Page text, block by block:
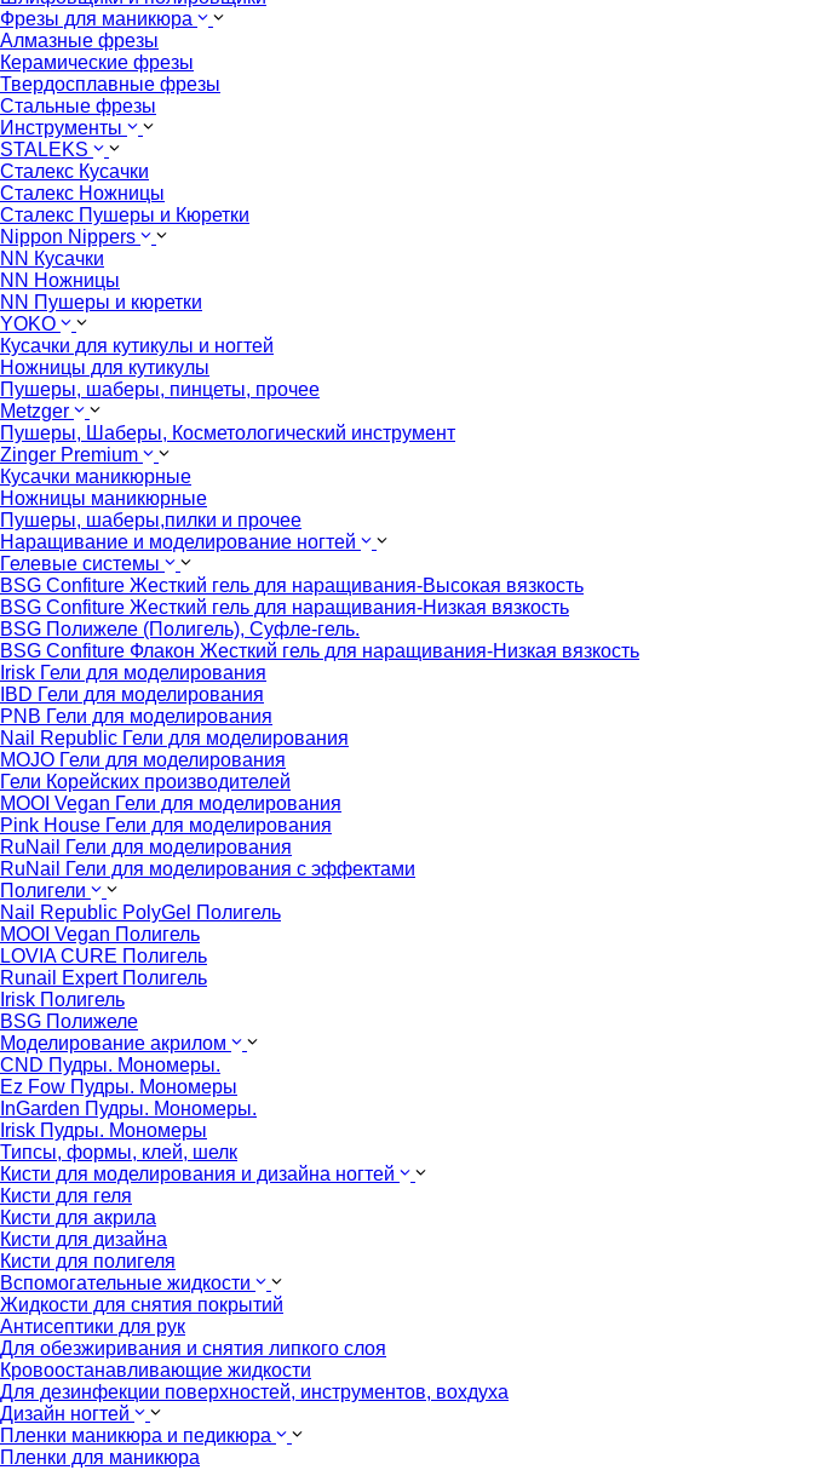
Фрезы для маникюра
Алмазные фрезы
Керамические фрезы
Твердосплавные фрезы
Стальные фрезы
Инструменты
STALEKS
Сталекс Кусачки
Сталекс Ножницы
Сталекс Пушеры и Кюретки
Nippon Nippers
NN Кусачки
NN Ножницы
NN Пушеры и кюретки
YOKO
Кусачки для кутикулы и ногтей
Ножницы для кутикулы
Пушеры, шаберы, пинцеты, прочее
Metzger
Пушеры, Шаберы, Косметологический инструмент
Zinger Premium
Кусачки маникюрные
Ножницы маникюрные
Пушеры, шаберы,пилки и прочее
Наращивание и моделирование ногтей
Гелевые системы
BSG Confiture Жесткий гель для наращивания-Высокая вязкость
BSG Confiture Жесткий гель для наращивания-Низкая вязкость
BSG Полижеле (Полигель), Суфле-гель.
BSG Confiture Флакон Жесткий гель для наращивания-Низкая вязкость
Irisk Гели для моделирования
IBD Гели для моделирования
PNB Гели для моделирования
Nail Republic Гели для моделирования
MOJO Гели для моделирования
Гели Корейских производителей
MOOI Vegan Гели для моделирования
Pink House Гели для моделирования
RuNail Гели для моделирования
RuNail Гели для моделирования с эффектами
Полигели
Nail Republic PolyGel Полигель
MOOI Vegan Полигель
LOVIA CURE Полигель
Runail Expert Полигель
Irisk Полигель
BSG Полижеле
Моделирование акрилом
CND Пудры. Мономеры.
Ez Fow Пудры. Мономеры
InGarden Пудры. Мономеры.
Irisk Пудры. Мономеры
Типсы, формы, клей, шелк
Кисти для моделирования и дизайна ногтей
Кисти для геля
Кисти для акрила
Кисти для дизайна
Кисти для полигеля
Вспомогательные жидкости
Жидкости для снятия покрытий
Антисептики для рук
Для обезжиривания и снятия липкого слоя
Кровоостанавливающие жидкости
Для дезинфекции поверхностей, инструментов, вохдуха
Дизайн ногтей
Пленки маникюра и педикюра
Пленки для маникюра